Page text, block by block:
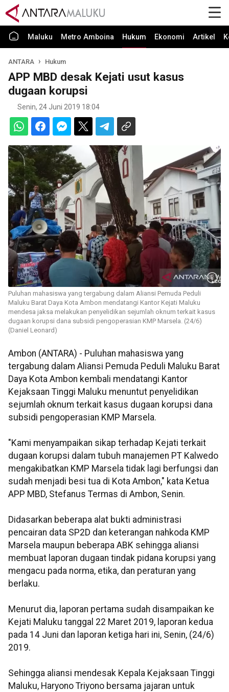
Maluku Metro Amboina Hukum Ekonomi Artikel
ANTARA Hukum
APP MBD desak Kejati usut kasus
dugaan korupsi
Senin, 24 Juni 2019 18:04
Puluhan mahasiswa yang tergabung dalam Aliansi Pemuda Peduli
Maluku Barat Daya Kota Ambon mendatangi Kantor Kejati Maluku
mendesa jaksa melakukan penyelidikan sejumlah oknum terkait kasus
dugaan korupsi dana subsidi pengoperasian KMP Marsela. (24/6)
(Daniel Leonard)
Ambon (ANTARA) - Puluhan mahasiswa yang
tergabung dalam Aliansi Pemuda Peduli Maluku Barat
Daya Kota Ambon kembali mendatangi Kantor
Kejaksaan Tinggi Maluku menuntut penyelidikan
sejumlah oknum terkait kasus dugaan korupsi dana
subsidi pengoperasian KMP Marsela.
"Kami menyampaikan sikap terhadap Kejati terkait
dugaan korupsi dalam tubuh manajemen PT Kalwedo
mengakibatkan KMP Marsela tidak lagi berfungsi dan
sudah menjadi besi tua di Kota Ambon," kata Ketua
APP MBD, Stefanus Termas di Ambon, Senin.
Didasarkan beberapa alat bukti administrasi
pencairan data SP2D dan keterangan nahkoda KMP
Marsela maupun beberapa ABK sehingga aliansi
membuat laporan dugaan tindak pidana korupsi yang
mengacu pada norma, etika, dan peraturan yang
berlaku.
Menurut dia, laporan pertama sudah disampaikan ke
Kejati Maluku tanggal 22 Maret 2019, laporan kedua
pada 14 Juni dan laporan ketiga hari ini, Senin, (24/6)
2019.
Sehingga aliansi mendesak Kepala Kejaksaan Tinggi
Maluku, Haryono Triyono bersama jajaran untuk